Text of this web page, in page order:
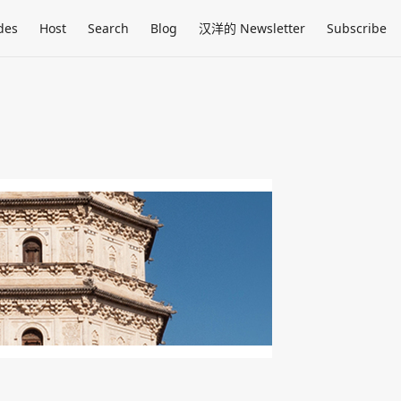
Host Search Blog 汉洋的 Newsletter Subscribe